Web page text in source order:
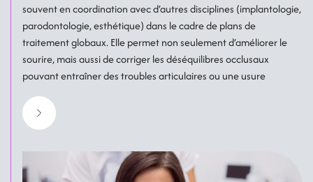
souvent en coordination avec d’autres disciplines (implantologie,
parodontologie, esthétique) dans le cadre de plans de
traitement globaux. Elle permet non seulement d’améliorer le
sourire, mais aussi de corriger les déséquilibres occlusaux
pouvant entraîner des troubles articulaires ou une usure
de suivre une contention adaptée après le traitement.